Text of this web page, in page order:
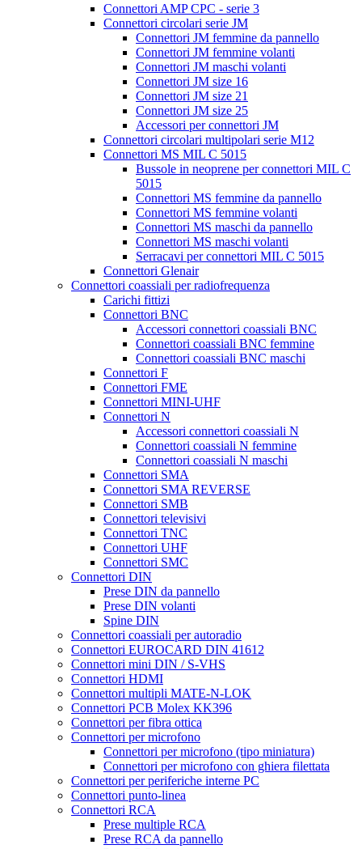
Connettori AMP CPC - serie 3
Connettori circolari serie JM
Connettori JM femmine da pannello
Connettori JM femmine volanti
Connettori JM maschi volanti
Connettori JM size 16
Connettori JM size 21
Connettori JM size 25
Accessori per connettori JM
Connettori circolari multipolari serie M12
Connettori MS MIL C 5015
Bussole in neoprene per connettori MIL C
5015
Connettori MS femmine da pannello
Connettori MS femmine volanti
Connettori MS maschi da pannello
Connettori MS maschi volanti
Serracavi per connettori MIL C 5015
Connettori Glenair
Connettori coassiali per radiofrequenza
Carichi fittizi
Connettori BNC
Accessori connettori coassiali BNC
Connettori coassiali BNC femmine
Connettori coassiali BNC maschi
Connettori F
Connettori FME
Connettori MINI-UHF
Connettori N
Accessori connettori coassiali N
Connettori coassiali N femmine
Connettori coassiali N maschi
Connettori SMA
Connettori SMA REVERSE
Connettori SMB
Connettori televisivi
Connettori TNC
Connettori UHF
Connettori SMC
Connettori DIN
Prese DIN da pannello
Prese DIN volanti
Spine DIN
Connettori coassiali per autoradio
Connettori EUROCARD DIN 41612
Connettori mini DIN / S-VHS
Connettori HDMI
Connettori multipli MATE-N-LOK
Connettori PCB Molex KK396
Connettori per fibra ottica
Connettori per microfono
Connettori per microfono (tipo miniatura)
Connettori per microfono con ghiera filettata
Connettori per periferiche interne PC
Connettori punto-linea
Connettori RCA
Prese multiple RCA
Prese RCA da pannello